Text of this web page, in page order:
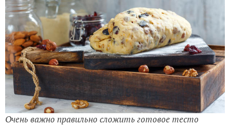
Очень важно правильно сложить готовое тесто